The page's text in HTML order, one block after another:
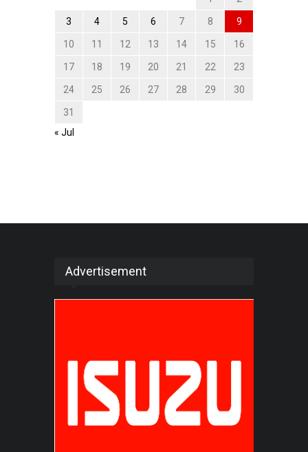
3 4 5 6 7 8 9
10 11 12 13 14 15 16
17 18 19 20 21 22 23
24 25 26 27 28 29 30
31
« Jul
Advertisement